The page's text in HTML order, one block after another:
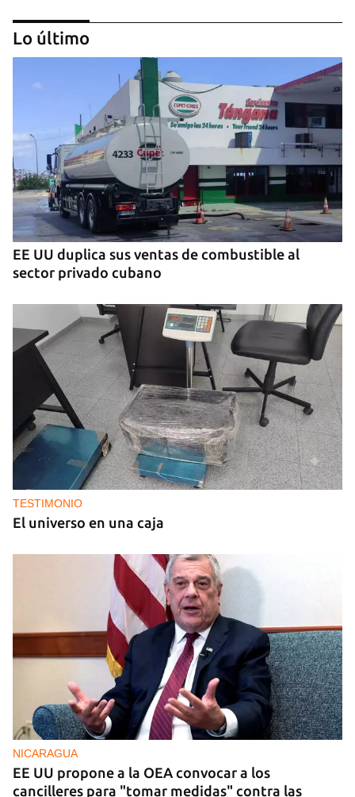
OPINIÓN
Lo que El Cangrejo no puede querer
Lo último
EE UU duplica sus ventas de combustible al
sector privado cubano
TESTIMONIO
El universo en una caja
NICARAGUA
EE UU propone a la OEA convocar a los
cancilleres para "tomar medidas" contra las